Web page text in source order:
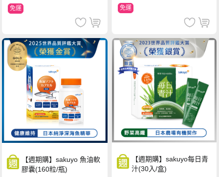
免運 免運
【週期購】sakuyo 魚油軟
膠囊(160粒/瓶)
【週期購】sakuyo每日青
汁(30入/盒)